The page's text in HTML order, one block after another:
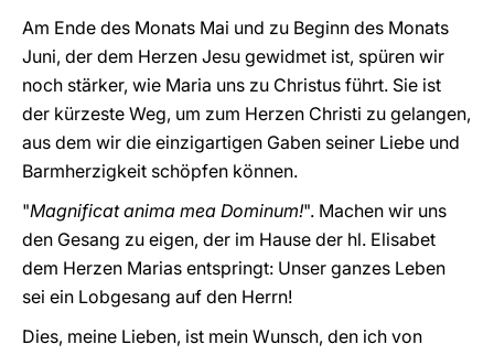
Am Ende des Monats Mai und zu Beginn des Monats
Juni, der dem Herzen Jesu gewidmet ist, spüren wir
noch stärker, wie Maria uns zu Christus führt. Sie ist
der kürzeste Weg, um zum Herzen Christi zu gelangen,
aus dem wir die einzigartigen Gaben seiner Liebe und
Barmherzigkeit schöpfen können.
"Magnificat anima mea Dominum!". Machen wir uns
den Gesang zu eigen, der im Hause der hl. Elisabet
dem Herzen Marias entspringt: Unser ganzes Leben
sei ein Lobgesang auf den Herrn!
Dies, meine Lieben, ist mein Wunsch, den ich von